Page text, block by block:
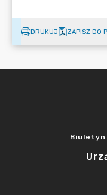
DRUKUJ ZAPISZ DO